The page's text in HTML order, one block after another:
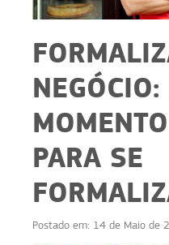
PARA SE
Postado em: 14 de Maio de